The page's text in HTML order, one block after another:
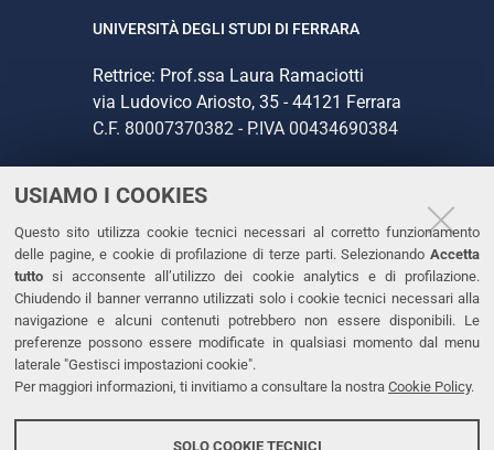
USIAMO I COOKIES
Questo sito utilizza cookie tecnici necessari al corretto funzionamento
delle pagine, e cookie di profilazione di terze parti. Selezionando Accetta
tutto si acconsente all’utilizzo dei cookie analytics e di profilazione.
Chiudendo il banner verranno utilizzati solo i cookie tecnici necessari alla
navigazione e alcuni contenuti potrebbero non essere disponibili. Le
preferenze possono essere modificate in qualsiasi momento dal menu
laterale "Gestisci impostazioni cookie".
Per maggiori informazioni, ti invitiamo a consultare la nostra Cookie Policy.
SOLO COOKIE TECNICI
UNIVERSITÀ DEGLI STUDI DI FERRARA
Rettrice: Prof.ssa Laura Ramaciotti
via Ludovico Ariosto, 35 - 44121 Ferrara
C.F. 80007370382 - P.IVA 00434690384
CONTATTI
Tel. +39 0532 293111
Fax. +39 0532 293031
PEC
LINKS
Dichiarazione di accessibilità